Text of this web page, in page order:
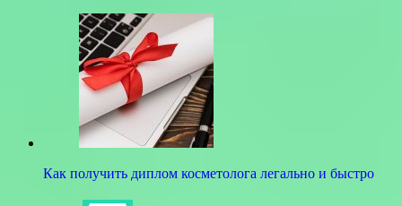
Как получить диплом косметолога легально и быстро